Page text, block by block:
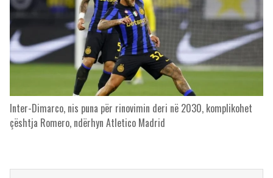
Inter-Dimarco, nis puna për rinovimin deri në 2030, komplikohet
çështja Romero, ndërhyn Atletico Madrid